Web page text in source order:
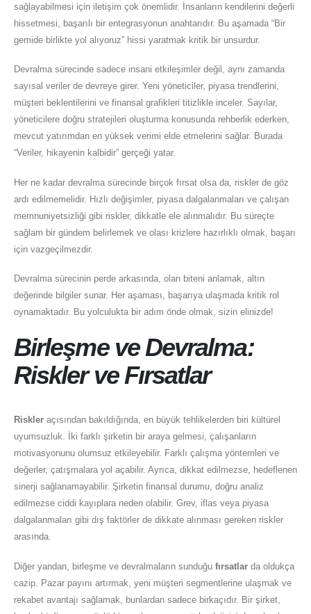
sağlayabilmesi için iletişim çok önemlidir. İnsanların kendilerini değerli
hissetmesi, başarılı bir entegrasyonun anahtarıdır. Bu aşamada “Bir
gemide birlikte yol alıyoruz” hissi yaratmak kritik bir unsurdur.
Devralma sürecinde sadece insani etkileşimler değil, aynı zamanda
sayısal veriler de devreye girer. Yeni yöneticiler, piyasa trendlerini,
müşteri beklentilerini ve finansal grafikleri titizlikle inceler. Sayılar,
yöneticilere doğru stratejileri oluşturma konusunda rehberlik ederken,
mevcut yatırımdan en yüksek verimi elde etmelerini sağlar. Burada
“Veriler, hikayenin kalbidir” gerçeği yatar.
Her ne kadar devralma sürecinde birçok fırsat olsa da, riskler de göz
ardı edilmemelidir. Hızlı değişimler, piyasa dalgalanmaları ve çalışan
memnuniyetsizliği gibi riskler, dikkatle ele alınmalıdır. Bu süreçte
sağlam bir gündem belirlemek ve olası krizlere hazırlıklı olmak, başarı
için vazgeçilmezdir.
Devralma sürecinin perde arkasında, olan biteni anlamak, altın
değerinde bilgiler sunar. Her aşaması, başarıya ulaşmada kritik rol
oynamaktadır. Bu yolculukta bir adım önde olmak, sizin elinizde!
Birleşme ve Devralma:
Riskler ve Fırsatlar
Riskler açısından bakıldığında, en büyük tehlikelerden biri kültürel
uyumsuzluk. İki farklı şirketin bir araya gelmesi, çalışanların
motivasyonunu olumsuz etkileyebilir. Farklı çalışma yöntemleri ve
değerler, çatışmalara yol açabilir. Ayrıca, dikkat edilmezse, hedeflenen
sinerji sağlanamayabilir. Şirketin finansal durumu, doğru analiz
edilmezse ciddi kayıplara neden olabilir. Grev, iflas veya piyasa
dalgalanmaları gibi dış faktörler de dikkate alınması gereken riskler
arasında.
Diğer yandan, birleşme ve devralmaların sunduğu fırsatlar da oldukça
cazip. Pazar payını artırmak, yeni müşteri segmentlerine ulaşmak ve
rekabet avantajı sağlamak, bunlardan sadece birkaçıdır. Bir şirket,